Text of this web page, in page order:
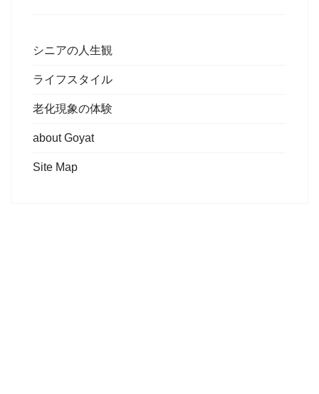
シニアの人生観
ライフスタイル
老化現象の体験
about Goyat
Site Map